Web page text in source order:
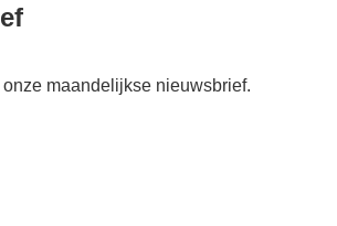
maandelijkse nieuwsbrief.